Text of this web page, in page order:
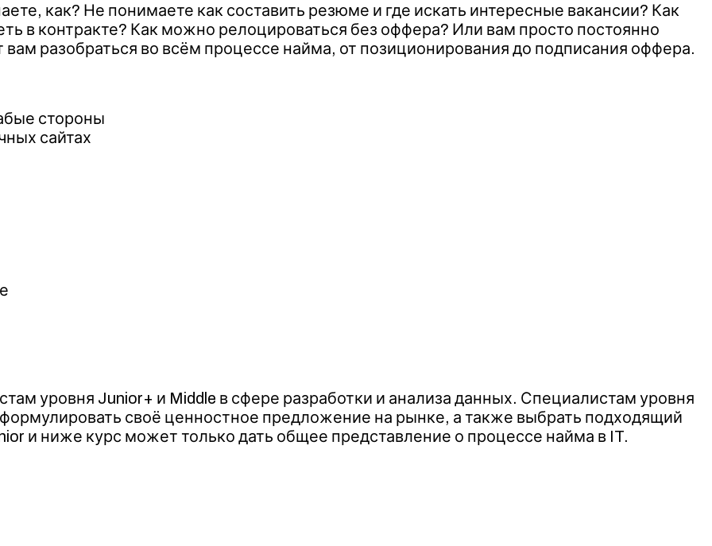
как? Не понимаете как составить резюме и где искать интересные вакансии? Как
в контракте? Как можно релоцироваться без оффера? Или вам просто постоянно
разобраться во всём процессе найма, от позиционирования до подписания оффера.
стороны
сайтах
уровня Junior+ и Middle в сфере разработки и анализа данных. Специалистам уровня
своё ценностное предложение на рынке, а также выбрать подходящий
и ниже курс может только дать общее представление о процессе найма в IT.